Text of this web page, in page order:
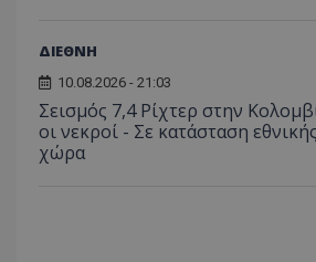
ΔΙΕΘΝΗ
10.08.2026 - 21:03
Σεισμός 7,4 Ρίχτερ στην
οι νεκροί - Σε κατάσταση
χώρα